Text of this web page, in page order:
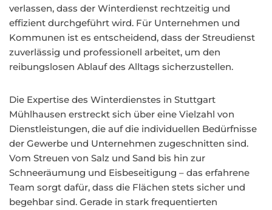
verlassen, dass der Winterdienst rechtzeitig und
effizient durchgeführt wird. Für Unternehmen und
Kommunen ist es entscheidend, dass der Streudienst
zuverlässig und professionell arbeitet, um den
reibungslosen Ablauf des Alltags sicherzustellen.
Die Expertise des Winterdienstes in Stuttgart
Mühlhausen erstreckt sich über eine Vielzahl von
Dienstleistungen, die auf die individuellen Bedürfnisse
der Gewerbe und Unternehmen zugeschnitten sind.
Vom Streuen von Salz und Sand bis hin zur
Schneeräumung und Eisbeseitigung – das erfahrene
Team sorgt dafür, dass die Flächen stets sicher und
begehbar sind. Gerade in stark frequentierten